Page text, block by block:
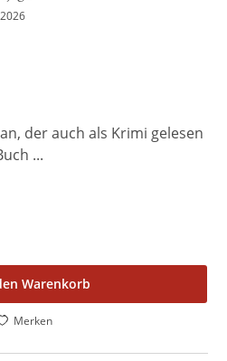
der auch als Krimi gelesen
...
Warenkorb
Merken